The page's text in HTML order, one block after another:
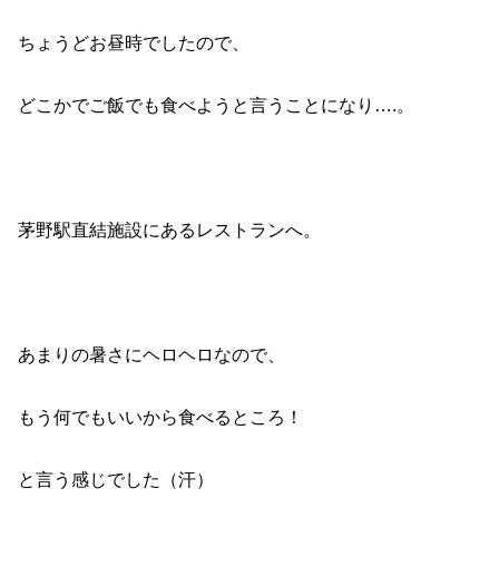
ちょうどお昼時でしたので、
どこかでご飯でも食べようと言うことになり….。
茅野駅直結施設にあるレストランへ。
あまりの暑さにヘロヘロなので、
もう何でもいいから食べるところ！
と言う感じでした（汗）